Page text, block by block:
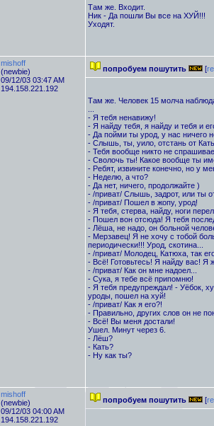
Там же. Входит.
Ник - Да пошли Вы все на ХУЙ!!!
Уходят.
mishoff
(newbie)
09/12/03 03:47 AM
194.158.221.192
попробуем пошутить [
Там же. Человек 15 молча
- Я тебя ненавижу!
- Я найду тебя, я найду и тебя и
- Да пойми ты урод, у нас ничего
- Слышь, ты, уило, отстань от
- Тебя вообще никто не
- Сволочь ты! Какое вообще ты
- Ребят, извините конечно, но у
- Неделю, а что?
- Да нет, ничего, продолжайте )
- /приват/ Слышь, задрот, или ты
- /приват/ Пошел в жопу, урод!
- Я тебя, стерва, найду, ноги
- Пошел вон отсюда! Я тебя
- Лёша, не надо, он больной
- Мерзавец! Я не хочу с тобой
периодически!!! Урод, скотина...
- /приват/ Молодец, Катюха, так
- Всё! Готовьтесь! Я найду вас! Я
- /приват/ Как он мне надоел...
- Сука, я тебе всё припомню!
- Я тебя предупреждал! - Уёбок,
уроды, пошел на хуй!
- /приват/ Как я его?!
- Правильно, других слов он не
- Всё! Вы меня достали!
Ушел. Минут через 6.
- Лёш?
- Кать?
- Ну как ты?
mishoff
(newbie)
09/12/03 04:00 AM
194.158.221.192
попробуем пошутить [